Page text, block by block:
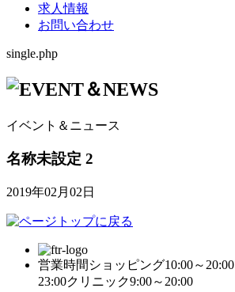
求人情報
お問い合わせ
single.php
イベント＆ニュース
名称未設定 2
2019年02月02日
営業時間 ショッピング10:00～20:00
23:00クリニック9:00～20:00